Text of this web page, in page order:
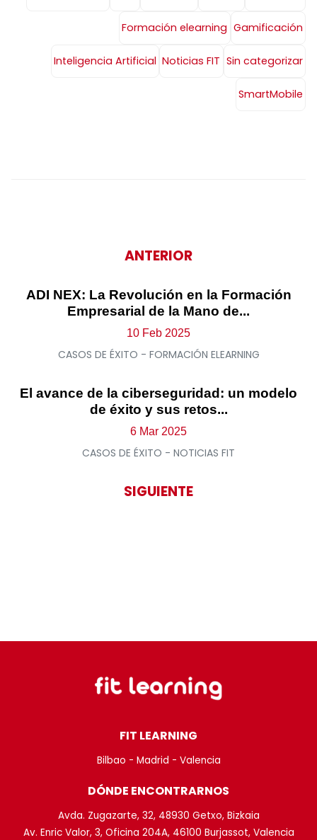
Formación elearning Gamificación
Inteligencia Artificial Noticias FIT Sin categorizar
SmartMobile
ANTERIOR
ADI NEX: La Revolución en la Formación
Empresarial de la Mano de...
10 Feb 2025
CASOS DE ÉXITO - FORMACIÓN ELEARNING
El avance de la ciberseguridad: un modelo
de éxito y sus retos...
6 Mar 2025
CASOS DE ÉXITO - NOTICIAS FIT
SIGUIENTE
FIT LEARNING
Bilbao - Madrid - Valencia
DÓNDE ENCONTRARNOS
Avda. Zugazarte, 32, 48930 Getxo, Bizkaia
Av. Enric Valor, 3, Oficina 204A, 46100 Burjassot, Valencia